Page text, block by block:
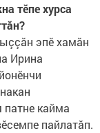
тӗпе хурса
эпӗ хамăн
Ирина
кайма
пайлатăп.